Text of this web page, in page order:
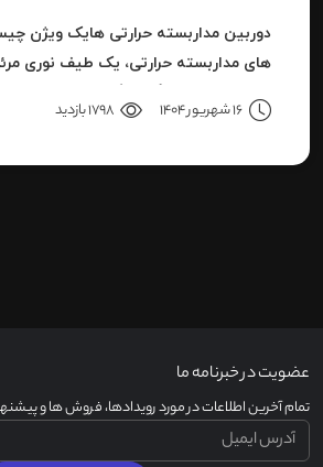
دوربین مداربسته حرارتی هایک ویژن
های مداربسته حرارتی، یک طیف نوری
سری دوربین هاست.
16 شهریور 1404 1798 بازدید
عضویت در خبرنامه ما
تمام آخرین اطلاعات در مورد رویدادها، فروش ها و